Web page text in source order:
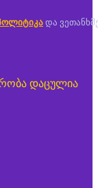
და
დაცულია